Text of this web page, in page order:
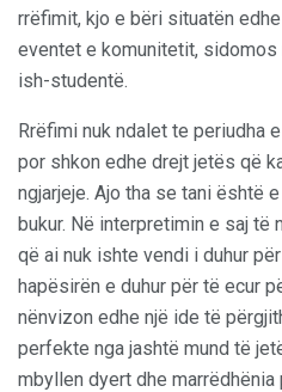
rrëfimit, kjo e bëri situatën
eventet e komunitetit,
ish-studentë.
Rrëfimi nuk ndalet te periudha
por shkon edhe drejt jetës që
ngjarjeje. Ajo tha se tani është
bukur. Në interpretimin e saj të
që ai nuk ishte vendi i duhur
hapësirën e duhur për të ecur
nënvizon edhe një ide të
perfekte nga jashtë mund të
mbyllen dyert dhe